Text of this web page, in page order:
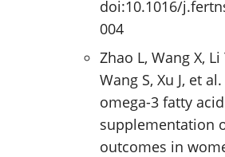
doi:10.1016/
004
Zhao L, Wang X, Li
Wang S, Xu J, et
omega-3 fatty acid
supplementation
outcomes in